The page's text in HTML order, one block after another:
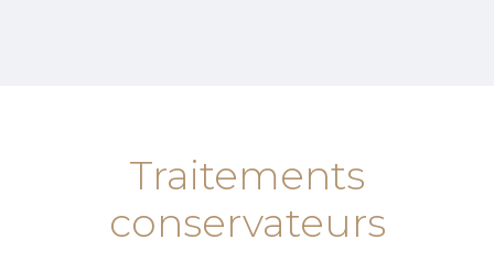
Traitements
conservateurs